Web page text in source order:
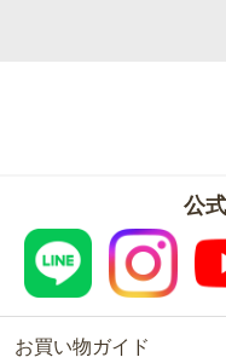
公
お買い物ガイド